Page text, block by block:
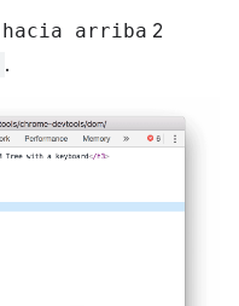
hacia arriba 2
.